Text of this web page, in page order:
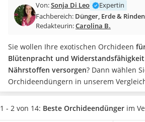
Split-Klimaanlage 2 Innengeräte
Pelletofen
Tiefbrunnenpumpe
Fliesenschneider
Hochdruckreiniger
Doppelschleifer
Überwachungskamera
Benzinrasenmäher mit Elektrostart
Von:Sonja Di Leo
Expertin
Fachbereich: Dünger, Erde &
Redakteurin:Carolina B.
Sie wollen Ihre exotischen Orchideen
Blütenpracht und
Nährstoffen versorgen? Dann wählen
Orchideendüngern in unserem
Produkt aus. Beliebt in Online-Tests
Düngemittel wie Stäbchen,
1 - 2 von 14: Beste Orchideendünger im